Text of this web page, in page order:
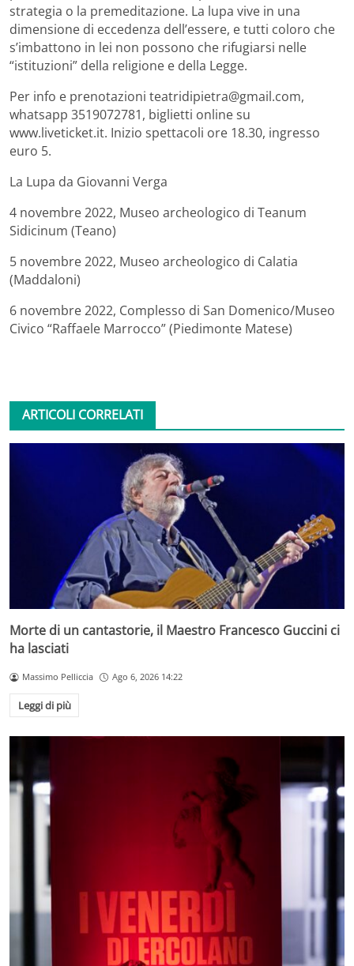
strategia o la premeditazione. La lupa vive in una
dimensione di eccedenza dell’essere, e tutti coloro che
s’imbattono in lei non possono che rifugiarsi nelle
“istituzioni” della religione e della Legge.
Per info e prenotazioni teatridipietra@gmail.com,
whatsapp 3519072781, biglietti online su
www.liveticket.it. Inizio spettacoli ore 18.30, ingresso
euro 5.
La Lupa da Giovanni Verga
4 novembre 2022, Museo archeologico di Teanum
Sidicinum (Teano)
5 novembre 2022, Museo archeologico di Calatia
(Maddaloni)
6 novembre 2022, Complesso di San Domenico/Museo
Civico “Raffaele Marrocco” (Piedimonte Matese)
ARTICOLI CORRELATI
Morte di un cantastorie, il Maestro Francesco Guccini ci
ha lasciati
Massimo Pelliccia Ago 6, 2026 14:22
Leggi di più